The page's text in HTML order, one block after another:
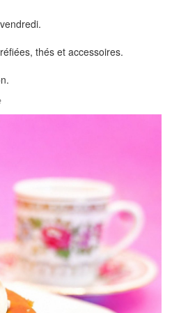
thés et accessoires.